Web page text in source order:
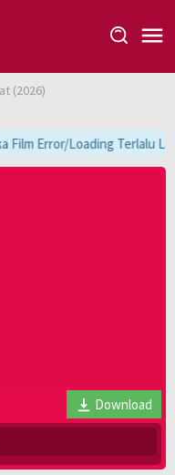
(2026)
Error/Loading Terlalu
Download